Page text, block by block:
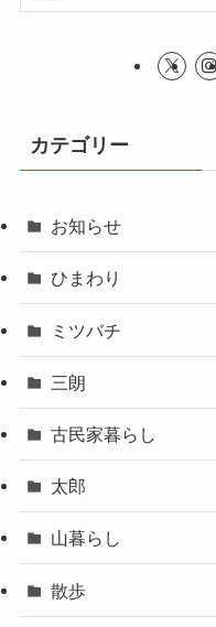
カテゴリー
お知らせ
ひまわり
ミツバチ
三朗
古民家暮らし
太郎
山暮らし
散歩